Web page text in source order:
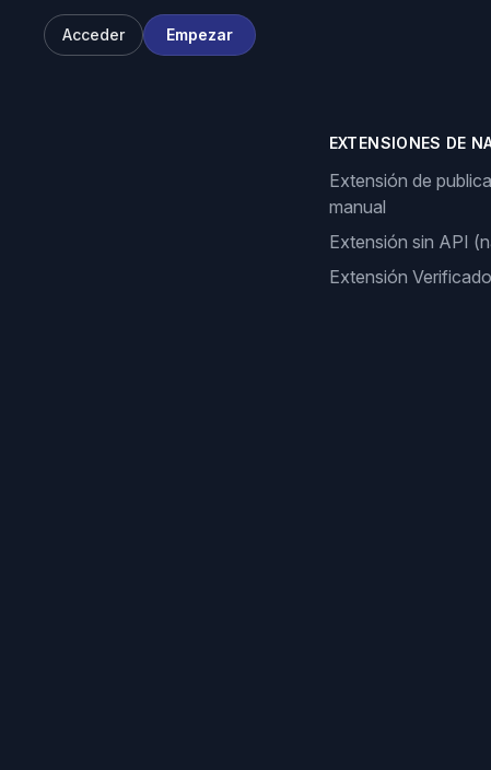
Acceder Empezar
EXTENSIONES DE
Extensión de
manual
Extensión sin API
Extensión